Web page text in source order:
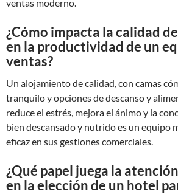
ventas moderno.
¿Cómo impacta la calidad
en la productividad de un
ventas?
Un alojamiento de calidad, con camas
tranquilo y opciones de descanso y
reduce el estrés, mejora el ánimo y la
bien descansado y nutrido es un equipo
eficaz en sus gestiones comerciales.
¿Qué papel juega la
en la elección de un hotel